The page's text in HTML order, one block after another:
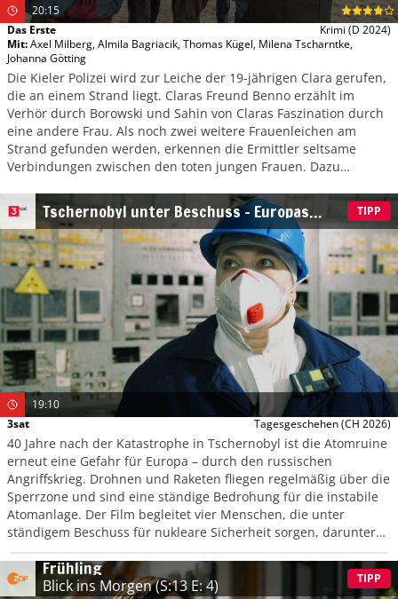
20:15
Das Erste
Krimi (D 2024)
Mit:Axel Milberg,Almila Bagriacik,Thomas Kügel, Milena Tscharntke,
Johanna Götting
Die Kieler Polizei wird zur Leiche der 19-jährigen Clara gerufen,
die an einem Strand liegt. Claras Freund Benno erzählt im
Verhör durch Borowski und Sahin von Claras Faszination durch
eine andere Frau. Als noch zwei weitere Frauenleichen am
Strand gefunden werden, erkennen die Ermittler seltsame
Verbindungen zwischen den toten jungen Frauen. Dazu
aufgeladene Verbindung zu jener Dame, die Benno erwähnt
hatte. Tschernobyl unter Beschuss – Europas
nukleare Zeitbombe
TIPP
19:10
3sat
Tagesgeschehen(CH 2026)
40 Jahre nach der Katastrophe in Tschernobyl ist die Atomruine
erneut eine Gefahr für Europa – durch den russischen
Angriffskrieg. Drohnen und Raketen fliegen regelmäßig über die
Sperrzone und sind eine ständige Bedrohung für die instabile
Atomanlage. Der Film begleitet vier Menschen, die unter
ständigem Beschuss für nukleare Sicherheit sorgen, darunter
Serhi Tarakanow, der Direktor der Anlage.
Frühling
Blick ins Morgen(S:13 E: 4) TIPP